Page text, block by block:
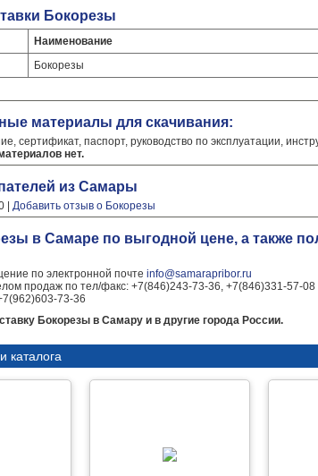
Бокорезы
Наименование
Бокорезы
материалы для скачивания:
сертификат, паспорт, руководство по эксплуатации,
нет.
из Самары
| Добавить отзыв о Бокорезы
в Самаре по выгодной цене, а также
по электронной почте info@samarapribor.ru
продаж по тел/факс: +7(846)243-73-36, +7(846)331-57-08
73-36
Бокорезы в Самару и в другие города России.
каталога